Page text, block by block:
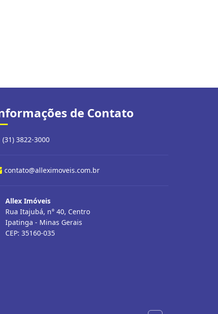
de Contato
(31) 3822-3000
contato@alleximoveis.com.br
Allex Imóveis
Rua Itajubá, n° 40, Centro
Ipatinga - Minas Gerais
CEP: 35160-035